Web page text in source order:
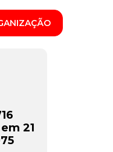
21